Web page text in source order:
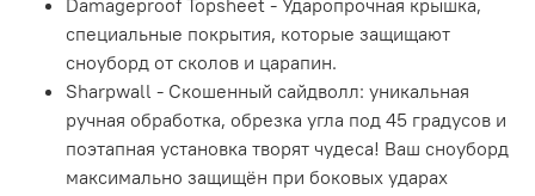
специальные покрытия, которые защищают
сноуборд от сколов и царапин.
Sharpwall - Скошенный сайдволл: уникальная
ручная обработка, обрезка угла под 45 градусов и
поэтапная установка творят чудеса! Ваш сноуборд
максимально защищён при боковых ударах